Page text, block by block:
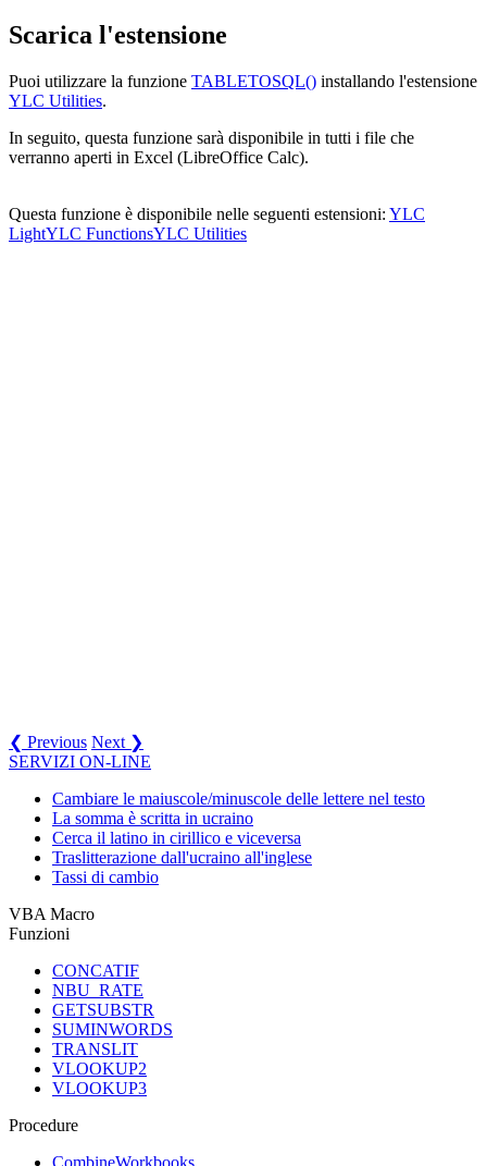
Scarica l'estensione
Puoi utilizzare la funzione TABLETOSQL() installando l'estensione
YLC Utilities.
In seguito, questa funzione sarà disponibile in tutti i file che
verranno aperti in Excel (LibreOffice Calc).
Questa funzione è disponibile nelle seguenti estensioni: YLC
LightYLC FunctionsYLC Utilities
❮ Previous Next ❯
SERVIZI ON-LINE
Cambiare le maiuscole/minuscole delle lettere nel testo
La somma è scritta in ucraino
Cerca il latino in cirillico e viceversa
Traslitterazione dall'ucraino all'inglese
Tassi di cambio
VBA Macro
Funzioni
CONCATIF
NBU_RATE
GETSUBSTR
SUMINWORDS
TRANSLIT
VLOOKUP2
VLOOKUP3
Procedure